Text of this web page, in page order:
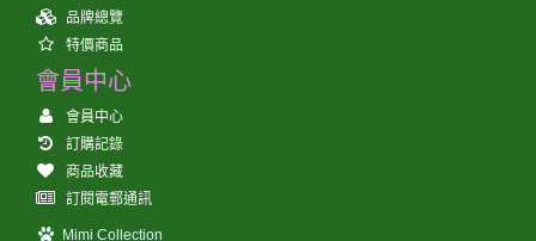
品牌總覽
特價商品
會員中心
會員中心
訂購記錄
商品收藏
訂閱電郵通訊
Mimi Collection